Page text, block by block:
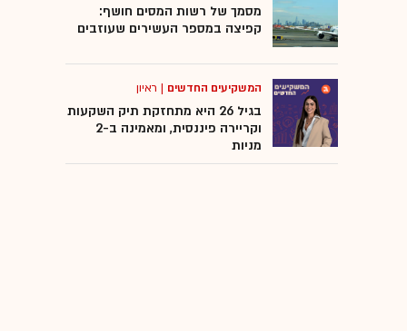
מסמך של רשות המסים חושף:
קפיצה במספר העשירים שעוזבים
המשקיעים החדשים | ראיון
בגיל 26 היא מתחזקת תיק השקעות
וקריירה פיננסית, ומאמינה ב-2
מניות